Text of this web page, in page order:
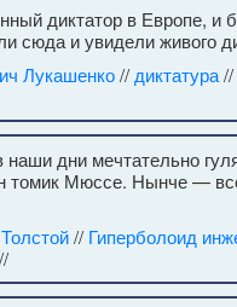
диктатор в Европе, и
сюда и увидели живого
Лукашенко// диктатура//
дни мечтательно
томик Мюссе. Нынче —
// Гиперболоид
//